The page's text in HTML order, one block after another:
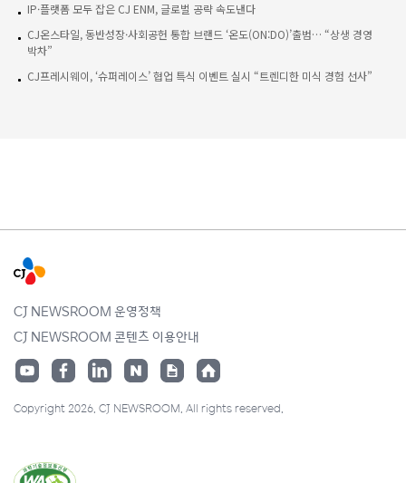
IP·플랫폼 모두 잡은 CJ ENM, 글로벌 공략 속도낸다
CJ온스타일, 동반성장·사회공헌 통합 브랜드 ‘온도(ON:DO)’출범… “상생 경영
박차”
CJ프레시웨이, ‘슈퍼레이스’ 협업 특식 이벤트 실시 “트렌디한 미식 경험 선사”
CJ NEWSROOM 운영정책
CJ NEWSROOM 콘텐츠 이용안내
Copyright 2026. CJ NEWSROOM. All rights reserved.